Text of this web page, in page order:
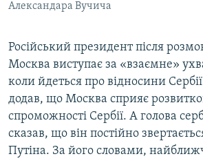
Александара Вучича
Російський президент після
Москва виступає за «взаємне»
коли йдеться про відносини
додав, що Москва сприяє
спроможності Сербії. А голова
сказав, що він постійно
Путіна. За його словами,